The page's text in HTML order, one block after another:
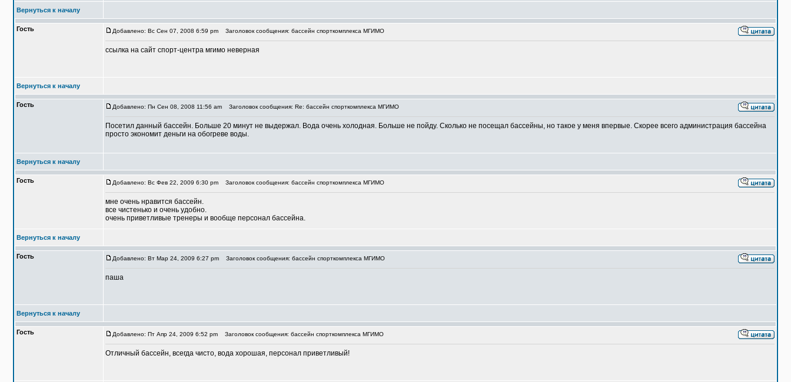
Вернуться к началу
Гость Добавлено: Вс Сен 07, 2008 6:59 pm Заголовок сообщения: бассейн спорткомплекса МГИМО
ссылка на сайт спорт-центра мгимо неверная
Вернуться к началу
Гость Добавлено: Пн Сен 08, 2008 11:56 am Заголовок сообщения: Re: бассейн спорткомплекса МГИМО
Посетил данный бассейн. Больше 20 минут не выдержал. Вода очень холодная. Больше не пойду. Сколько не посещал бассейны, но такое у меня впервые. Скорее всего администрация бассейна
просто экономит деньги на обогреве воды.
Вернуться к началу
Гость Добавлено: Вс Фев 22, 2009 6:30 pm Заголовок сообщения: бассейн спорткомплекса МГИМО
мне очень нравится бассейн.
все чистенько и очень удобно.
очень приветливые тренеры и вообще персонал бассейна.
Вернуться к началу
Гость Добавлено: Вт Мар 24, 2009 6:27 pm Заголовок сообщения: бассейн спорткомплекса МГИМО
паша
Вернуться к началу
Гость Добавлено: Пт Апр 24, 2009 6:52 pm Заголовок сообщения: бассейн спорткомплекса МГИМО
Отличный бассейн, всегда чисто, вода хорошая, персонал приветливый!